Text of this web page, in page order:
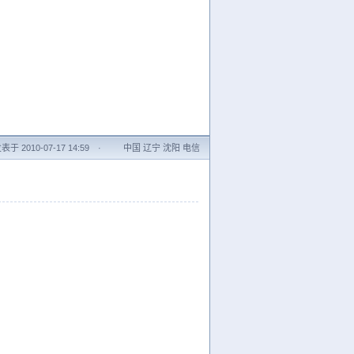
表于 2010-07-17 14:59 · 中国 辽宁 沈阳 电信